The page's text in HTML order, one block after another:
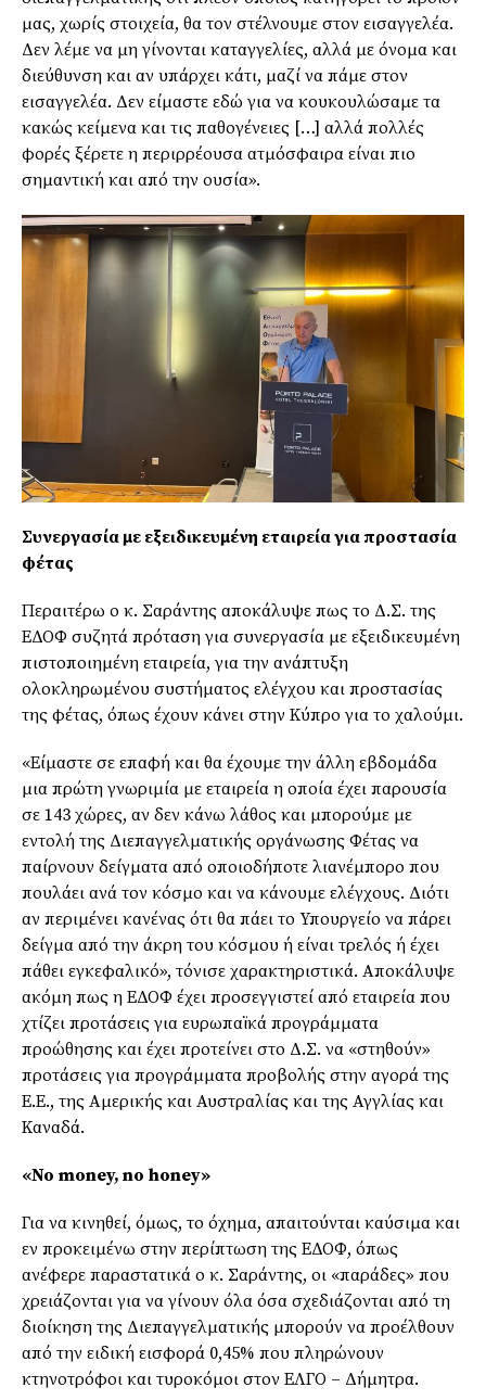
μας, χωρίς στοιχεία, θα τον στέλνουμε στον εισαγγελέα.
Δεν λέμε να μη γίνονται καταγγελίες, αλλά με όνομα και
διεύθυνση και αν υπάρχει κάτι, μαζί να πάμε στον
εισαγγελέα. Δεν είμαστε εδώ για να κουκουλώσαμε τα
κακώς κείμενα και τις παθογένειες […] αλλά πολλές
φορές ξέρετε η περιρρέουσα ατμόσφαιρα είναι πιο
σημαντική και από την ουσία».
Συνεργασία με εξειδικευμένη εταιρεία για προστασία
φέτας
Περαιτέρω ο κ. Σαράντης αποκάλυψε πως το Δ.Σ. της
ΕΔΟΦ συζητά πρόταση για συνεργασία με εξειδικευμένη
πιστοποιημένη εταιρεία, για την ανάπτυξη
ολοκληρωμένου συστήματος ελέγχου και προστασίας
της φέτας, όπως έχουν κάνει στην Κύπρο για το χαλούμι.
«Είμαστε σε επαφή και θα έχουμε την άλλη εβδομάδα
μια πρώτη γνωριμία με εταιρεία η οποία έχει παρουσία
σε 143 χώρες, αν δεν κάνω λάθος και μπορούμε με
εντολή της Διεπαγγελματικής οργάνωσης Φέτας να
παίρνουν δείγματα από οποιοδήποτε λιανέμπορο που
πουλάει ανά τον κόσμο και να κάνουμε ελέγχους. Διότι
αν περιμένει κανένας ότι θα πάει το Υπουργείο να πάρει
δείγμα από την άκρη του κόσμου ή είναι τρελός ή έχει
πάθει εγκεφαλικό», τόνισε χαρακτηριστικά. Αποκάλυψε
ακόμη πως η ΕΔΟΦ έχει προσεγγιστεί από εταιρεία που
χτίζει προτάσεις για ευρωπαϊκά προγράμματα
προώθησης και έχει προτείνει στο Δ.Σ. να «στηθούν»
προτάσεις για προγράμματα προβολής στην αγορά της
Ε.Ε., της Αμερικής και Αυστραλίας και της Αγγλίας και
Καναδά.
«No money, no honey»
Για να κινηθεί, όμως, το όχημα, απαιτούνται καύσιμα και
εν προκειμένω στην περίπτωση της ΕΔΟΦ, όπως
ανέφερε παραστατικά ο κ. Σαράντης, οι «παράδες» που
χρειάζονται για να γίνουν όλα όσα σχεδιάζονται από τη
διοίκηση της Διεπαγγελματικής μπορούν να προέλθουν
από την ειδική εισφορά 0,45% που πληρώνουν
κτηνοτρόφοι και τυροκόμοι στον ΕΛΓΟ – Δήμητρα.